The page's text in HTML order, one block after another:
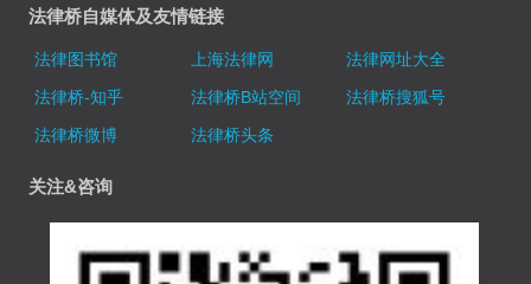
法律桥自媒体及友情链接
法律图书馆 上海法律网
法律网址大全
法律桥-知乎
法律桥B站空间
法律桥搜狐号
法律桥微博
法律桥头条
关注&咨询